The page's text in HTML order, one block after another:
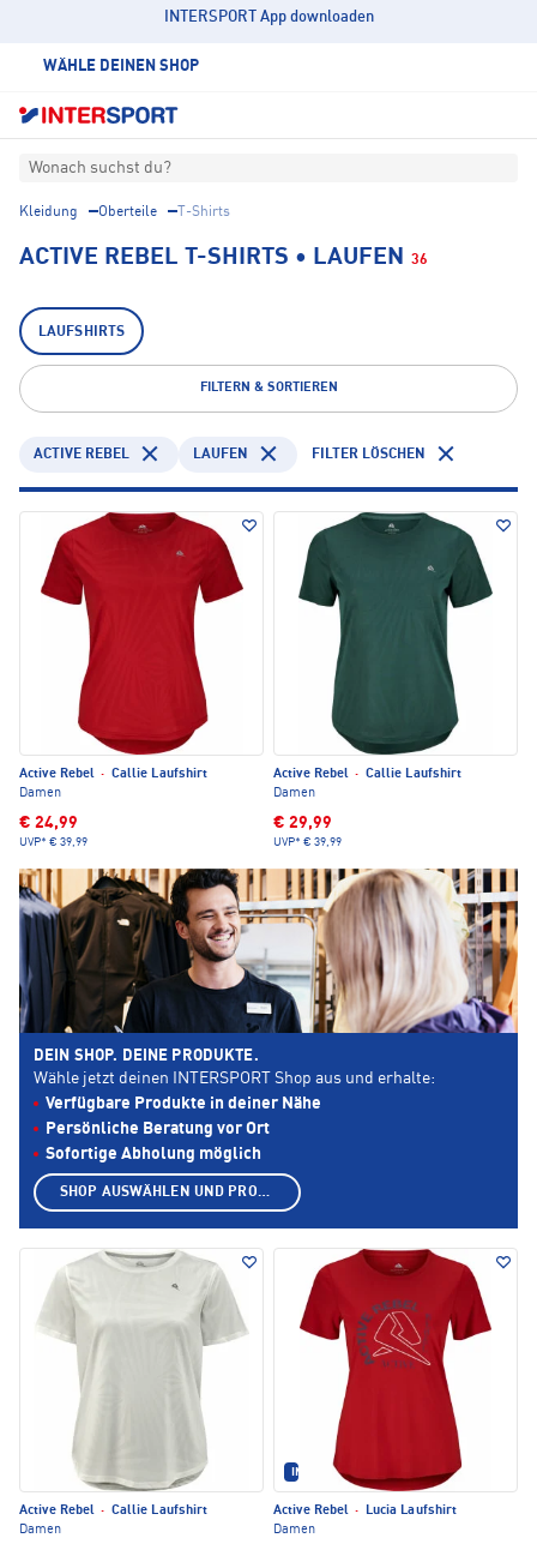
INTERSPORT App downloaden
WÄHLE DEINEN SHOP
Wonach suchst du?
Kleidung Oberteile T-Shirts
ACTIVE REBEL T-SHIRTS • LAUFEN 36
LAUFSHIRTS
FILTERN & SORTIEREN
ACTIVE REBEL LAUFEN FILTER LÖSCHEN
Active Rebel · Callie Laufshirt
Damen
€ 24,99
UVP* € 39,99
Active Rebel · Callie Laufshirt
Damen
€ 29,99
UVP* € 39,99
Active Rebel · Callie Laufshirt
Damen
IM SET ERHÄLTLICH
Active Rebel ·
Lucia Laufshirt
Damen
DEIN SHOP. DEINE PRODUKTE.
Wähle jetzt deinen INTERSPORT Shop aus und erhalte:
Verfügbare Produkte in deiner Nähe
Persönliche Beratung vor Ort
Sofortige Abholung möglich
SHOP AUSWÄHLEN UND PRODUKTE ANZEIGEN